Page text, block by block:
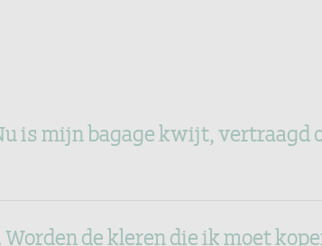
is mijn bagage kwijt, vertraagd
de kleren die ik moet